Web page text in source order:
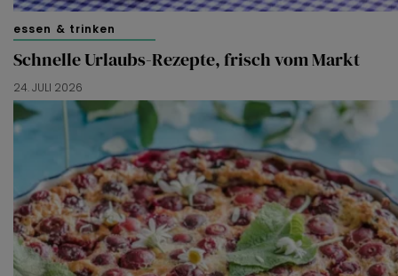
essen & trinken
Schnelle Urlaubs-Rezepte, frisch vom Markt
24. JULI 2026